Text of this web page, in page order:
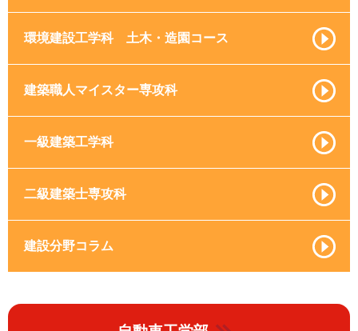
環境建設工学科 土木・造園コース
建築職人マイスター専攻科
一級建築工学科
二級建築士専攻科
建設分野コラム